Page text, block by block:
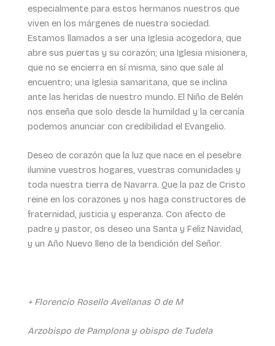
especialmente para estos hermanos nuestros que
viven en los márgenes de nuestra sociedad.
Estamos llamados a ser una Iglesia acogedora, que
abre sus puertas y su corazón; una Iglesia misionera,
que no se encierra en sí misma, sino que sale al
encuentro; una Iglesia samaritana, que se inclina
ante las heridas de nuestro mundo. El Niño de Belén
nos enseña que solo desde la humildad y la cercanía
podemos anunciar con credibilidad el Evangelio.
Deseo de corazón que la luz que nace en el pesebre
ilumine vuestros hogares, vuestras comunidades y
toda nuestra tierra de Navarra. Que la paz de Cristo
reine en los corazones y nos haga constructores de
fraternidad, justicia y esperanza. Con afecto de
padre y pastor, os deseo una Santa y Feliz Navidad,
y un Año Nuevo lleno de la bendición del Señor.
+ Florencio Rosello Avellanas O de M
Arzobispo de Pamplona y obispo de Tudela